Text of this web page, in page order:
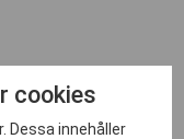
våra varmaste
och
gångna året. Vi
cookies
Dessa innehåller